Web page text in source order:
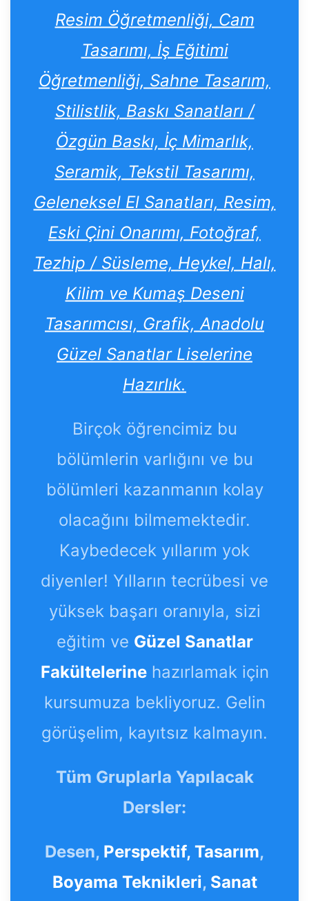
Resim Öğretmenliği, Cam
Tasarımı, İş Eğitimi
Öğretmenliği, Sahne Tasarım,
Stilistlik, Baskı Sanatları /
Özgün Baskı, İç Mimarlık,
Seramik, Tekstil Tasarımı,
Geleneksel El Sanatları, Resim,
Eski Çini Onarımı, Fotoğraf,
Tezhip / Süsleme, Heykel, Halı,
Kilim ve Kumaş Deseni
Tasarımcısı, Grafik, Anadolu
Güzel Sanatlar Liselerine
Hazırlık.
Birçok öğrencimiz bu
bölümlerin varlığını ve bu
bölümleri kazanmanın kolay
olacağını bilmemektedir.
Kaybedecek yıllarım yok
diyenler! Yılların tecrübesi ve
yüksek başarı oranıyla, sizi
eğitim ve Güzel Sanatlar
Fakültelerinehazırlamak için
kursumuza bekliyoruz. Gelin
görüşelim, kayıtsız kalmayın.
Tüm Gruplarla Yapılacak
Dersler:
Desen, Perspektif, Tasarım,
Boyama Teknikleri, Sanat